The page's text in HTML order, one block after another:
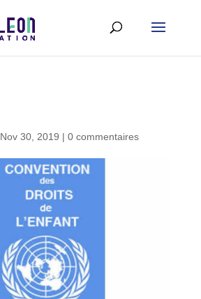
Nov 30, 2019 | 0 commentaires